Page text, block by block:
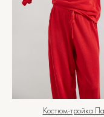
Костюм-тройка
Как
Контакты